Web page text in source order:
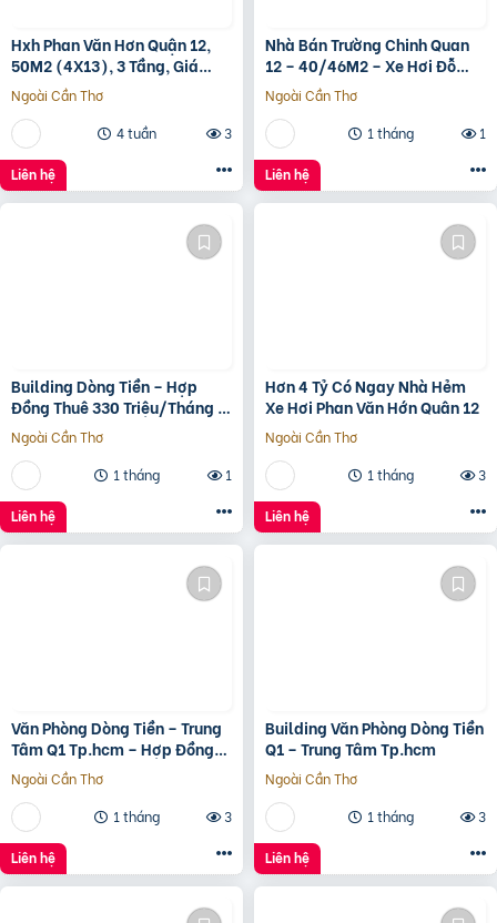
Hxh Phan Văn Hơn Quận 12,
50M2 (4X13), 3 Tầng, Giá
4.96 Tỷ
Ngoài Cần Thơ
4 tuần
3
Liên hệ
Nhà Bán Trường Chinh Quan
12 – 40/46M2 – Xe Hơi Đỗ
Cửa – 3.1 Tỷ
Ngoài Cần Thơ
1 tháng
1
Liên hệ
Building Dòng Tiền – Hợp
Đồng Thuê 330 Triệu/Tháng –
Quận 5, Tp.hcm -139Ty
Ngoài Cần Thơ
1 tháng
1
Liên hệ
Hơn 4 Tỷ Có Ngay Nhà Hẻm
Xe Hơi Phan Văn Hớn Quân 12
Ngoài Cần Thơ
1 tháng
3
Liên hệ
Văn Phòng Dòng Tiền – Trung
Tâm Q1 Tp.hcm – Hợp Đồng
Thuê 250 Triệu/Tháng – 115
Tỷ
Ngoài Cần Thơ
1 tháng
3
Liên hệ
Building Văn Phòng Dòng Tiền
Q1 – Trung Tâm Tp.hcm
Ngoài Cần Thơ
1 tháng
3
Liên hệ